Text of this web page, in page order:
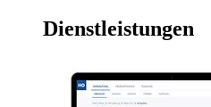
Dienstleistungen